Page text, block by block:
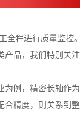
全程进行质量监控
品，我们特别关
例，精密长轴作
精度，则关系到整